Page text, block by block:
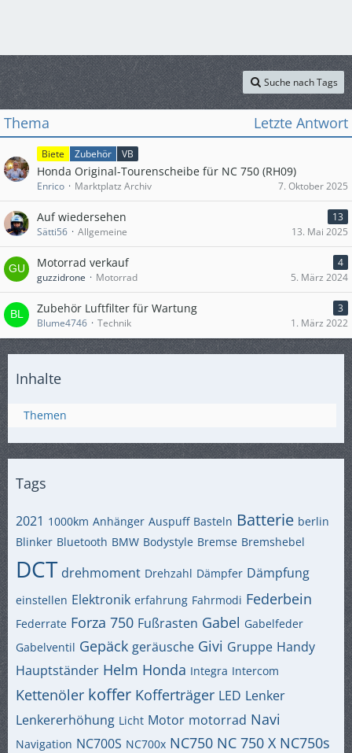
Suche nach Tags
Thema Letzte Antwort
Biete Zubehör VB
Honda Original-Tourenscheibe für NC 750 (RH09)
Enrico Marktplatz Archiv 7. Oktober 2025
Auf wiedersehen
13
Sätti56
Allgemeine 13. Mai 2025
Motorrad verkauf
4
guzzidrone
Motorrad 5. März 2024
Zubehör Luftfilter für Wartung
3
Blume4746
Technik 1. März 2022
Inhalte
Themen
Tags
2021 1000km Anhänger Auspuff Basteln Batterie berlin
Blinker Bluetooth BMW Bodystyle Bremse Bremshebel
DCT drehmoment Drehzahl Dämpfer Dämpfung
einstellen Elektronik erfahrung Fahrmodi Federbein
Federrate Forza 750 Fußrasten Gabel Gabelfeder
Gabelventil Gepäck geräusche Givi Gruppe Handy
Hauptständer Helm Honda Integra Intercom
Kettenöler koffer Kofferträger LED Lenker
Lenkererhöhung Licht Motor motorrad Navi
Navigation NC700S NC700x NC750 NC 750 X NC750s